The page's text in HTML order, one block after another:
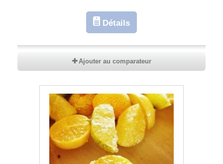
Détails
Ajouter au comparateur